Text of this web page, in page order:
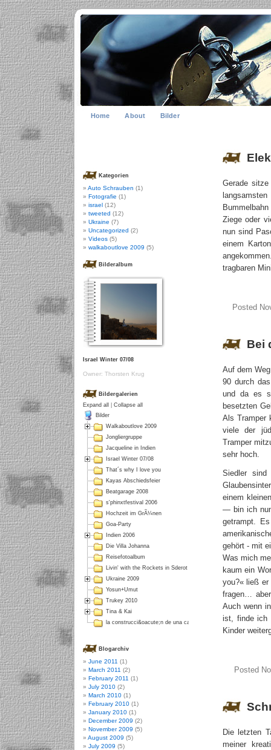
Home About Bilder
Gerade
Ziege oder
nun sind
einem
tragbaren
Posted
Bei
Auf dem
90 durch
und da es
besetzten
Als Tramper
viele der
Tramper
sehr hoch.
Siedler
einem
— bin ich
getrampt.
gehört - mit
Was mich
kaum ein
you?« ließ
fragen…
Auch wenn
ist, finde ich
Kinder
Posted
Die letzten
meiner
Kategorien
Auto Schrauben (1)
Fotografie (1)
israel (12)
tweeted (12)
Ukraine (7)
Uncategorized (2)
Videos (5)
walkaboutlove 2009 (5)
Bilderalbum
Israel Winter 07/08
Owner: Thorsten Krug
Bildergalerien
Expand all
Collapse all
Bilder
Walkaboutlove 2009
Jongliergruppe
Jacqueline in Indien
Israel Winter 07/08
That´s why I love you
Kayas Abschiedsfeier
Beatgarage 2008
s'phinxtfestival 2006
Hochzeit im GrÃ¼nen
Goa-Party
Indien 2006
Die Villa Johanna
Reisefotoalbum
Livin' with the Rockets in Sderot
Ukraine 2009
Yosun+Umut
Trukey 2010
Tina & Kai
la construcci&oacute;n de una casa en Colombia
Blogarchiv
June 2011 (1)
March 2011 (2)
February 2011 (1)
July 2010 (2)
March 2010 (1)
February 2010 (1)
January 2010 (1)
December 2009 (2)
November 2009 (5)
August 2009 (5)
July 2009 (5)